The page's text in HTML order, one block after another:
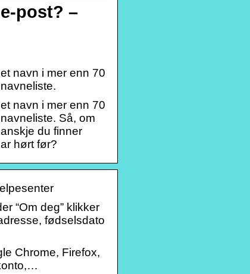
post? –
navn i mer enn 70
navn i mer enn 70
Så, om
du finner
hørt før?
“Om deg” klikker
fødselsdato
Chrome, Firefox,